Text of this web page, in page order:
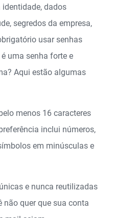
dados
segredos da empresa,
usar senhas
uma senha forte e
Aqui estão algumas
menos 16 caracteres
inclui números,
em minúsculas e
e nunca reutilizadas
não quer que sua conta